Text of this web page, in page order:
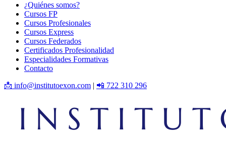
¿Quiénes somos?
Cursos FP
Cursos Profesionales
Cursos Express
Cursos Federados
Certificados Profesionalidad
Especialidades Formativas
Contacto
📩 info@institutoexon.com | 📲 722 310 296